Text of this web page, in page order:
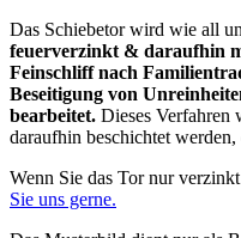
Das Schiebetor wird wie all
feuerverzinkt & daraufhin
Feinschliff nach
Beseitigung von
bearbeitet. Dieses Verfahren
daraufhin beschichtet
Wenn Sie das Tor nur
Sie uns gerne.